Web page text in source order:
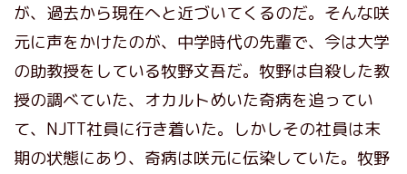
が、過去から現在へと近づいてくるのだ。そんな咲
元に声をかけたのが、中学時代の先輩で、今は大学
の助教授をしている牧野文吾だ。牧野は自殺した教
授の調べていた、オカルトめいた奇病を追ってい
て、NJTT社員に行き着いた。しかしその社員は末
期の状態にあり、奇病は咲元に伝染していた。牧野